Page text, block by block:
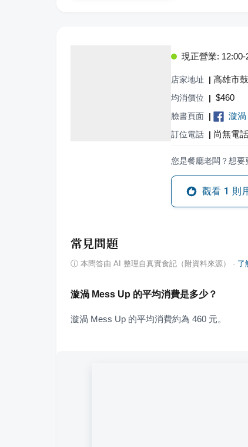
現正營業: 12:00-
店家地址 | 高雄市
均消價位 | $460
臉書頁面 | 漩
訂位電話 | 尚無電話
您是餐廳老闆？想要
觀看 1 則
常見問題
ⓘ 本問答由 AI 整理自真實食記（附資料來源） · 了
漩渦 Mess Up 的平均消費是多少？
漩渦 Mess Up 的平均消費約為 460 元。